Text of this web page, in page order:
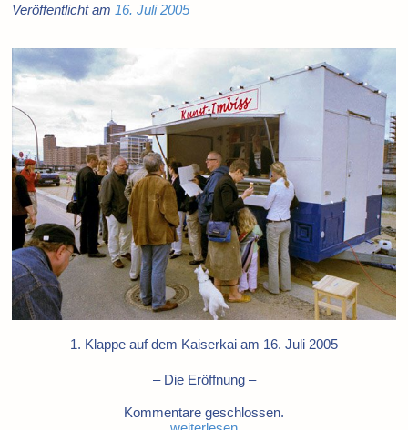
Veröffentlicht am 16. Juli 2005
1. Klappe auf dem Kaiserkai am 16. Juli 2005
– Die Eröffnung –
Kommentare geschlossen.